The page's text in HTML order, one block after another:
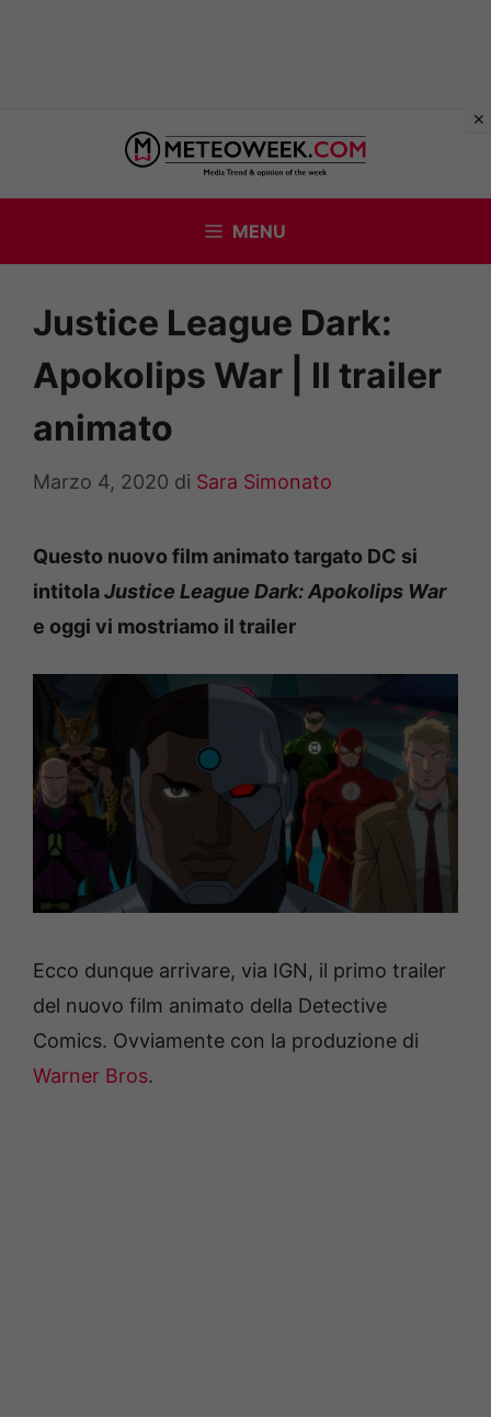
contenuto
MENU
Justice League Dark:
Apokolips War | Il trailer
animato
Marzo 4, 2020 di Sara Simonato
Questo nuovo film animato targato DC si
intitolaJustice League Dark: Apokolips War
e oggi vi mostriamo il trailer
Ecco dunque arrivare, via IGN, il primo trailer
del nuovo film animato della Detective
Comics. Ovviamente con la produzione di
Warner Bros.